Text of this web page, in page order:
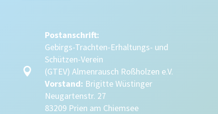

Postanschrift:
Gebirgs-Trachten-Erhaltungs- und
Schützen-Verein
(GTEV) Almenrausch Roßholzen e.V.
Vorstand: Brigitte Wüstinger
Neugartenstr. 27
83209 Prien am Chiemsee